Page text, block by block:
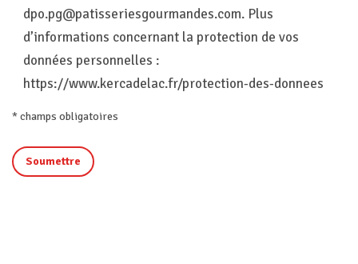
dpo.pg@patisseriesgourmandes.com. Plus
d’informations concernant la protection de vos
données personnelles :
https://www.kercadelac.fr/protection-des-donnees
* champs obligatoires